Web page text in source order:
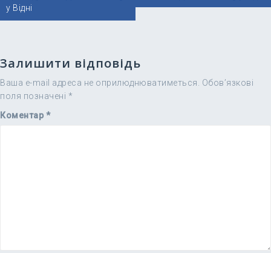
у Відні
Залишити відповідь
Ваша e-mail адреса не оприлюднюватиметься.
Обов’язкові
поля позначені *
Коментар *